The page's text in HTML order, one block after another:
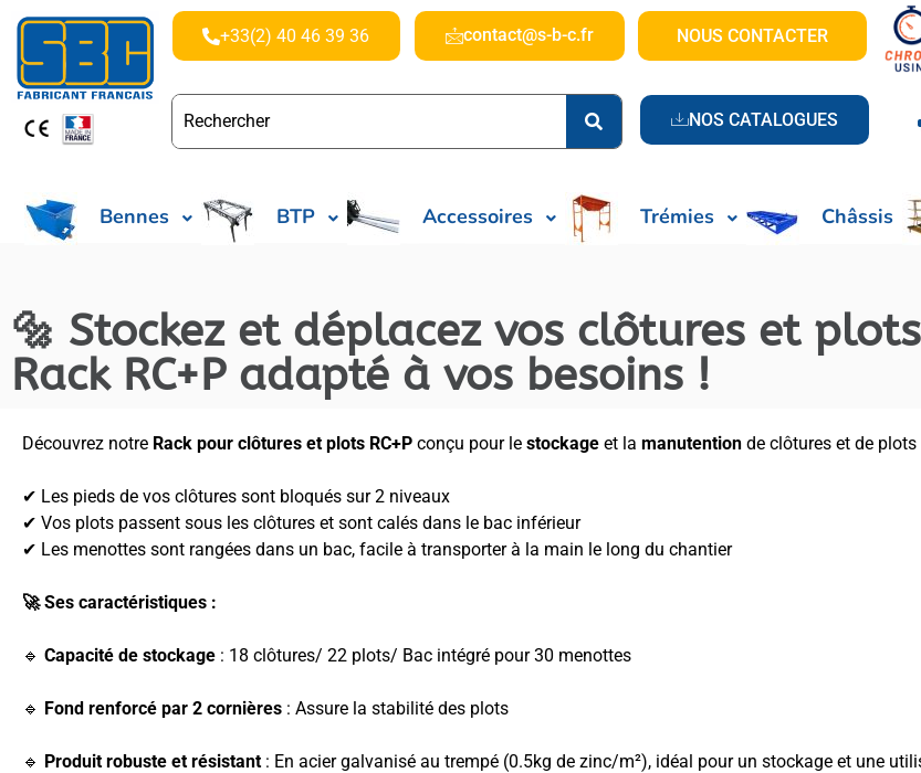
+33(2) 40 46 39 36 contact@s-b-c.fr NOUS CONTACTER
NOS CATALOGUES
Bennes BTP Accessoires Trémies Châssis
🔩 Stockez et déplacez vos clôtures et
Rack RC+P adapté à vos besoins !
Découvrez notre Rack pour clôtures et plots RC+P conçu pour le stockage et la manutention de clôtures et de plots
✔ Les pieds de vos clôtures sont bloqués sur 2 niveaux
✔ Vos plots passent sous les clôtures et sont calés dans le bac inférieur
✔ Les menottes sont rangées dans un bac, facile à transporter à la main le long du chantier
🚀 Ses caractéristiques :
🔹 Capacité de stockage : 18 clôtures/ 22 plots/ Bac intégré pour 30 menottes
🔹 Fond renforcé par 2 cornières : Assure la stabilité des plots
🔹 Produit robuste et résistant : En acier galvanisé au trempé (0.5kg de zinc/m²), idéal pour un stockage et une